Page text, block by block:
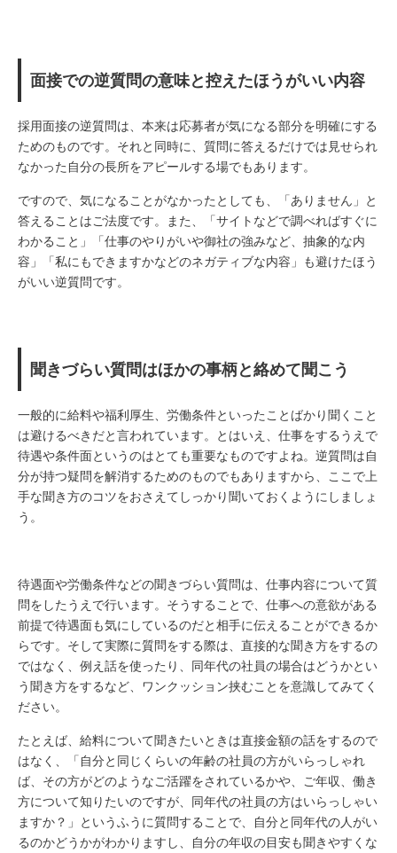
面接での逆質問の意味と控えたほうがいい内容
採用面接の逆質問は、本来は応募者が気になる部分を明確にする
ためのものです。それと同時に、質問に答えるだけでは見せられ
なかった自分の長所をアピールする場でもあります。
ですので、気になることがなかったとしても、「ありません」と
答えることはご法度です。また、「サイトなどで調べればすぐに
わかること」「仕事のやりがいや御社の強みなど、抽象的な内
容」「私にもできますかなどのネガティブな内容」も避けたほう
がいい逆質問です。
聞きづらい質問はほかの事柄と絡めて聞こう
一般的に給料や福利厚生、労働条件といったことばかり聞くこと
は避けるべきだと言われています。とはいえ、仕事をするうえで
待遇や条件面というのはとても重要なものですよね。逆質問は自
分が持つ疑問を解消するためのものでもありますから、ここで上
手な聞き方のコツをおさえてしっかり聞いておくようにしましょ
う。
待遇面や労働条件などの聞きづらい質問は、仕事内容について質
問をしたうえで行います。そうすることで、仕事への意欲がある
前提で待遇面も気にしているのだと相手に伝えることができるか
らです。そして実際に質問をする際は、直接的な聞き方をするの
ではなく、例え話を使ったり、同年代の社員の場合はどうかとい
う聞き方をするなど、ワンクッション挟むことを意識してみてく
ださい。
たとえば、給料について聞きたいときは直接金額の話をするので
はなく、「自分と同じくらいの年齢の社員の方がいらっしゃれ
ば、その方がどのようなご活躍をされているかや、ご年収、働き
方について知りたいのですが、同年代の社員の方はいらっしゃい
ますか？」というふうに質問することで、自分と同年代の人がい
るのかどうかがわかりますし、自分の年収の目安も聞きやすくな